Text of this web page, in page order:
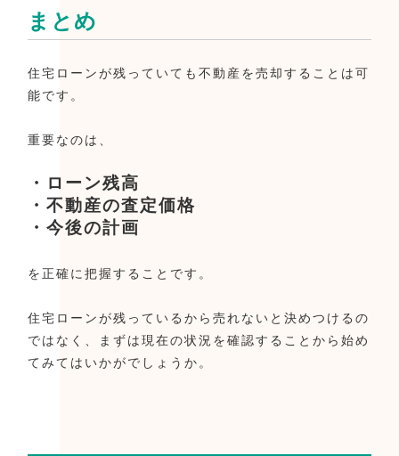
まとめ
住宅ローンが残っていても不動産を売却することは可
能です。
重要なのは、
・ローン残高
・不動産の査定価格
・今後の計画
を正確に把握することです。
住宅ローンが残っているから売れないと決めつけるの
ではなく、まずは現在の状況を確認することから始め
てみてはいかがでしょうか。